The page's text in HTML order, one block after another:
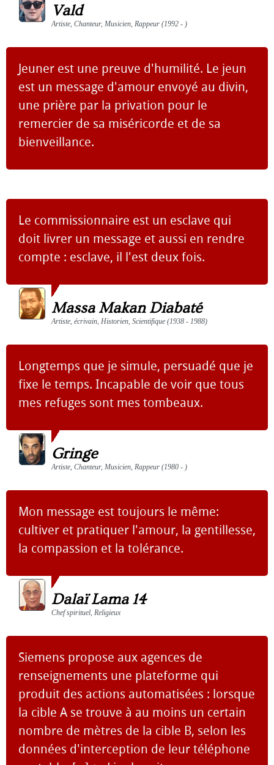
Vald
Artiste, Chanteur, Musicien, Rappeur (1992 - )
Jeuner est une preuve d'humilité. Le jeun
est un message d'amour envoyé au divin,
une prière par la privation pour le
remercier de sa miséricorde et de sa
bienveillance.
Le commissionnaire est un esclave qui
doit livrer un message et aussi en rendre
compte : esclave, il l'est deux fois.
Massa Makan Diabaté
Artiste, écrivain, Historien, Scientifique (1938 - 1988)
Longtemps que je simule, persuadé que je
fixe le temps. Incapable de voir que tous
mes refuges sont mes tombeaux.
Gringe
Artiste, Chanteur, Musicien, Rappeur (1980 - )
Mon message est toujours le même:
cultiver et pratiquer l'amour, la gentillesse,
la compassion et la tolérance.
Dalaï Lama 14
Chef spirituel, Religieux
Siemens propose aux agences de
renseignements une plateforme qui
produit des actions automatisées : lorsque
la cible A se trouve à au moins un certain
nombre de mètres de la cible B, selon les
données d'interception de leur téléphone